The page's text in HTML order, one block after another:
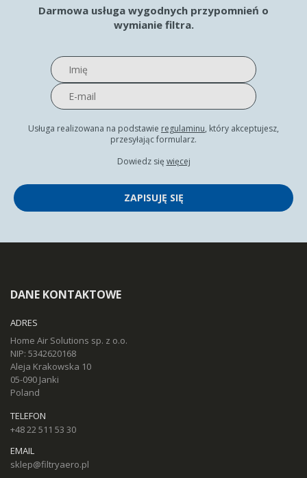
Darmowa usługa wygodnych przypomnień o
wymianie filtra.
Usługa realizowana na podstawie regulaminu, który akceptujesz,
przesyłając formularz.
Dowiedz się więcej
ZAPISUJĘ SIĘ
DANE KONTAKTOWE
ADRES
Home Air Solutions sp. z o.o.
NIP: 5342620168
Aleja Krakowska 10
05-090 Janki
Poland
TELEFON
+48 22 511 53 30
EMAIL
sklep@filtryaero.pl